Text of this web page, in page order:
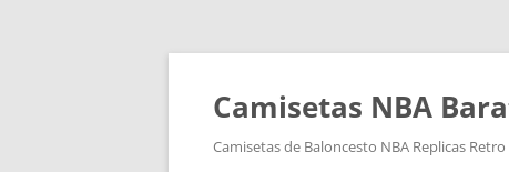
Camisetas NBA
Camisetas de Baloncesto NBA Replicas Retro